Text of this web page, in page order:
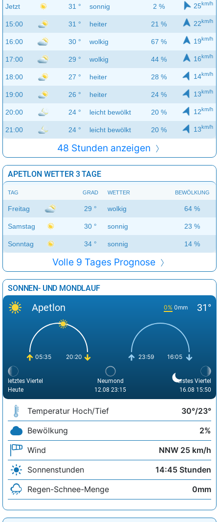
Jetzt 31 ° sonnig 2 % 25km/h
15:00 31 ° heiter 21 % 22km/h
16:00 30 ° wolkig 67 % 19km/h
17:00 29 ° wolkig 44 % 16km/h
18:00 27 ° heiter 28 % 14km/h
19:00 26 ° heiter 24 % 13km/h
20:00 24 ° leicht bewölkt 20 % 12km/h
21:00 24 ° leicht bewölkt 20 % 13km/h
48 Stunden anzeigen
APETLON WETTER 3 TAGE
TAG GRAD WETTER BEWÖLKUNG
Freitag 29 ° wolkig 64 %
Samstag 30 ° sonnig 23 %
Sonntag 34 ° sonnig 14 %
Volle 9 Tages Prognose
SONNEN- UND MONDLAUF
Apetlon 0% 0mm 31°
05:35 20:20 23:59 16:05
letztes Viertel
Heute
Neumond
12.08 23:15
erstes Viertel
16.08 15:50
Temperatur Hoch/Tief
30°/23°
Bewölkung
2%
Wind
NNW 25 km/h
Sonnenstunden
14:45 Stunden
Regen-Schnee-Menge
0mm